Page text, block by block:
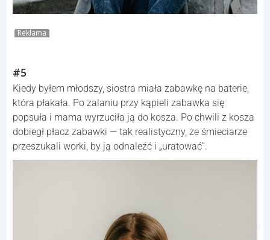
Reklama
#5
Kiedy byłem młodszy, siostra miała zabawkę na baterie,
która płakała. Po zalaniu przy kąpieli zabawka się
popsuła i mama wyrzuciła ją do kosza. Po chwili z kosza
dobiegł płacz zabawki — tak realistyczny, że śmieciarze
przeszukali worki, by ją odnaleźć i „uratować”.